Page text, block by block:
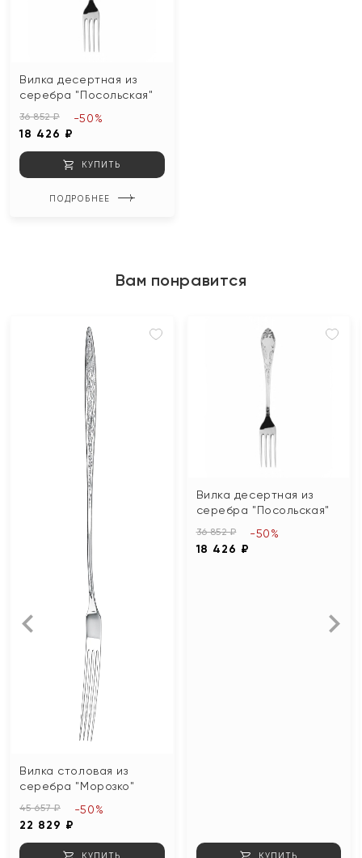
Вилка десертная из
серебра "Посольская"
36 852 ₽
18 426 ₽
-50%
КУПИТЬ
ПОДРОБНЕЕ
Вам понравится
Вилка столовая из
серебра "Морозко"
45 657 ₽
22 829 ₽
-50%
КУПИТЬ
Вилка десертная из
серебра "Посольская"
36 852 ₽
18 426 ₽
-50%
КУПИТЬ